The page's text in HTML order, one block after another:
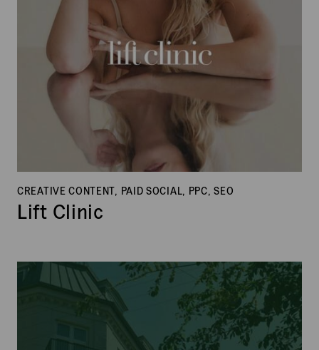
CREATIVE CONTENT, PAID SOCIAL, PPC, SEO
Lift Clinic
MinAltan